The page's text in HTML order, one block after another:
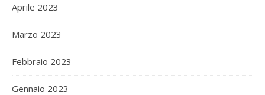
Aprile 2023
Marzo 2023
Febbraio 2023
Gennaio 2023